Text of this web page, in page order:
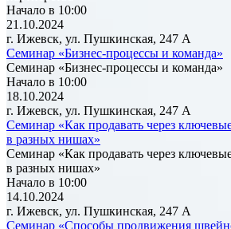
Начало в 10:00
21.10.2024
г. Ижевск, ул. Пушкинская, 247 А
Семинар «Бизнес-процессы и команда»
Семинар «Бизнес-процессы и команда»
Начало в 10:00
18.10.2024
г. Ижевск, ул. Пушкинская, 247 А
Семинар «Как продавать через
в разных нишах»
Семинар «Как продавать через
в разных нишах»
Начало в 10:00
14.10.2024
г. Ижевск, ул. Пушкинская, 247 А
Семинар «Способы продвижения